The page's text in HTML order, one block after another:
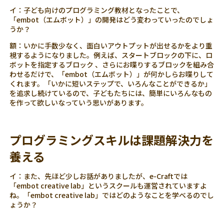
イ：子ども向けのプログラミング教材となったことで、
「embot（エムボット）」の開発はどう変わっていったのでしょ
うか？
額：いかに手数少なく、面白いアウトプットが出せるかをより重
視するようになりました。例えば、スタートブロックの下に、ロ
ボットを指定するブロック 、さらにお喋りするブロックを組み合
わせるだけで、「embot（エムボット）」が何かしらお喋りして
くれます。「いかに短いステップで、いろんなことができるか」
を追求し続けているので、子どもたちには、簡単にいろんなもの
を作って欲しいなっていう思いがあります。
プログラミングスキルは課題解決力を
養える
イ：また、先ほど少しお話がありましたが、e-Craftでは
「embot creative lab」というスクールも運営されていますよ
ね。「embot creative lab」ではどのようなことを学べるのでし
ょうか？